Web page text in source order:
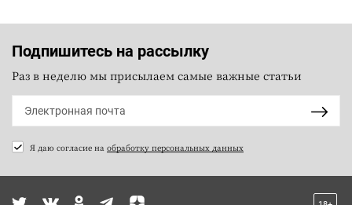
Подпишитесь на рассылку
Раз в неделю мы присылаем самые важные статьи
Я даю согласие на обработку персональных данных